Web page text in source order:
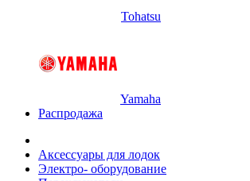
Tohatsu
Yamaha
Распродажа
Аксессуары для лодок
Электро- оборудование